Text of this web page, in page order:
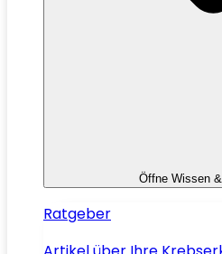
Öffne Wissen
Ratgeber